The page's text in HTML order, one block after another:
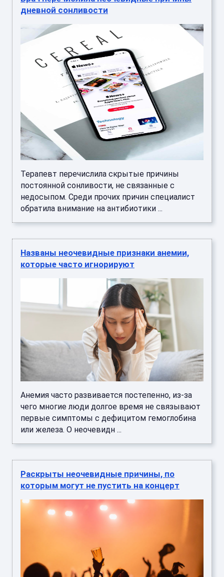
дневной сонливости
Терапевт перечислила скрытые причины
постоянной сонливости, не связанные с
недосыпом. Среди прочих причин специалист
обратила внимание на антибиотики ...
Названы неочевидные признаки анемии,
которые часто игнорируют
Анемия часто развивается постепенно, из-за
чего многие люди долгое время не связывают
первые симптомы с дефицитом гемоглобина
или железа. О неочевидн ...
Раскрыты неочевидные причины, по
которым могут не пустить на концерт